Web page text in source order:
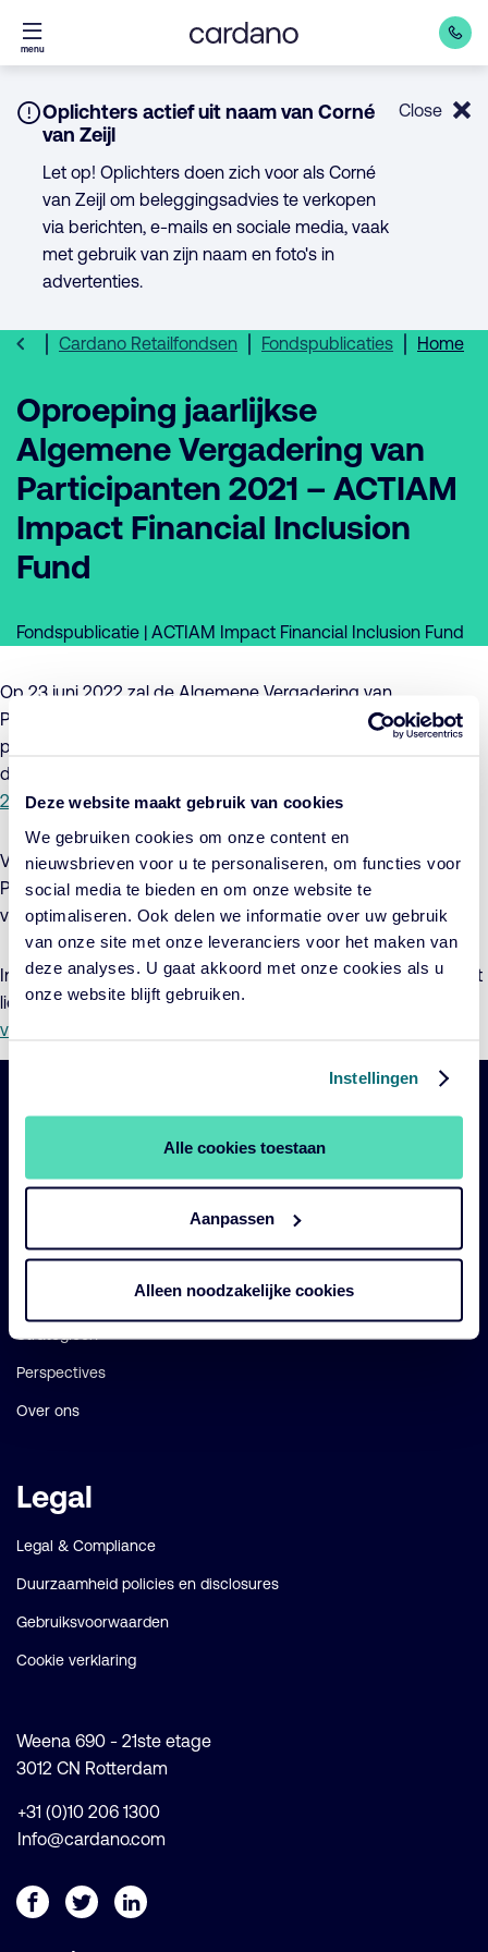
Deze website maakt gebruik van cookies
We gebruiken cookies om onze content en
nieuwsbrieven voor u te personaliseren, om functies voor
social media te bieden en om onze website te
optimaliseren. Ook delen we informatie over uw gebruik
van onze site met onze leveranciers voor het maken van
deze analyses. U gaat akkoord met onze cookies als u
onze website blijft gebruiken.
Instellingen
Alle cookies toestaan
Aanpassen
Alleen noodzakelijke cookies
Direct
naar
menu
Notice:
Oplichters actief uit naam van Corné
van Zeijl
Let op! Oplichters doen zich voor als Corné
van Zeijl om beleggingsadvies te verkopen
via berichten, e-mails en sociale media, vaak
met gebruik van zijn naam en foto's in
advertenties.
Close
Home
Fondspublicaties
Cardano Retailfondsen
Oproeping jaarlijkse
Algemene Vergadering van
Participanten 2021 – ACTIAM
Impact Financial Inclusion
Fund
Fondspublicatie | ACTIAM Impact Financial Inclusion Fund
Op 23 juni 2022 zal de Algemene Vergadering van
Participanten van ACTIAM Impact Financial Inclusion Fund
plaatsvinden. Graag verwijzen wij u naar het op 23 juni 2022,
door de participantenvergadering, vast te stellen
2021 ACTIAM Impact Financial Inclusion Fund (pdf)
Voor informatie over de Algemene Vergadering van
Participanten, waaronder de wijze van aanmelding, wordt
verwezen naar de link van hetoproepingsbericht (pdf).
In verband met de beoogde benoeming van dhr. E. Comon tot
lid van de Raad van Toezicht treft u via de volgende link een
verkort CV van dhr. E. Comon (pdf)
Belangrijke
Onze fondsen
Duurzaam
Perspectives
Over ons
Legal
Legal & Compliance
Duurzaamheid policies en disclosures
Gebruiksvoorwaarden
Cookie verklaring
Weena 690 - 21ste etage
3012 CN Rotterdam
+31 (0)10 206 1300
Info@cardano.com